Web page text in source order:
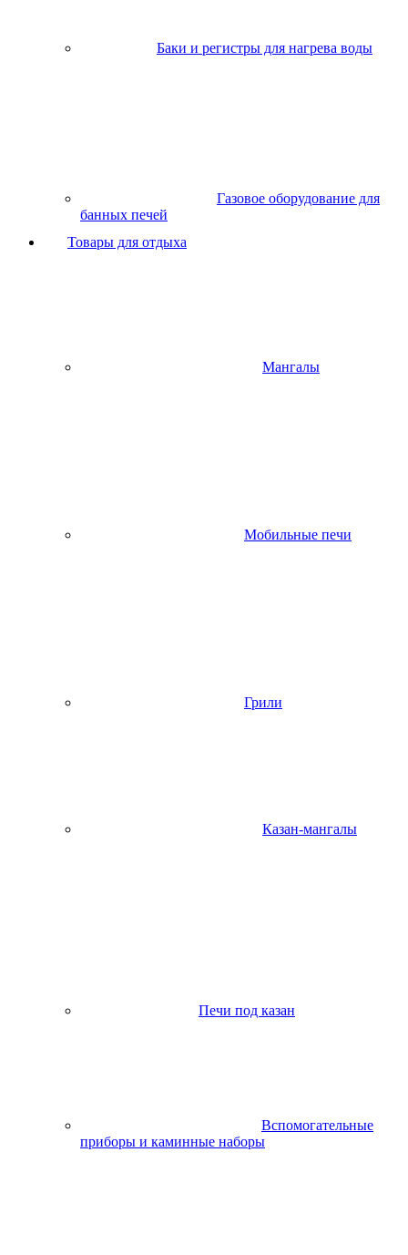
Баки и регистры для нагрева воды
Газовое оборудование для
банных печей
Товары для отдыха
Мангалы
Мобильные печи
Грили
Казан-мангалы
Печи под казан
Вспомогательные
приборы и каминные наборы